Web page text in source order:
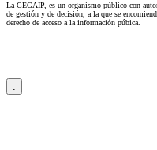
La CEGAIP, es un organismo público con
de gestión y de decisión, a la que se
derecho de acceso a la información púbica.